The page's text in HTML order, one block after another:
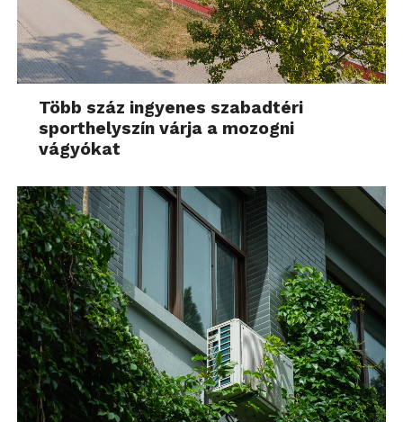
Több száz ingyenes szabadtéri
sporthelyszín várja a mozogni
vágyókat